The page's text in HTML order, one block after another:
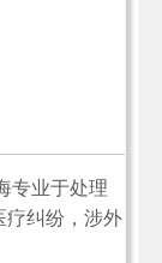
专业于处理
疗纠纷，涉外